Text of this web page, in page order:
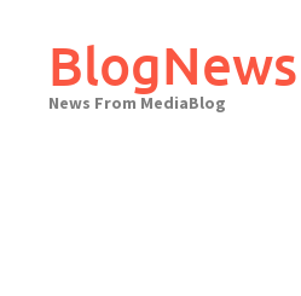
contentBlogNews
News From MediaBlog